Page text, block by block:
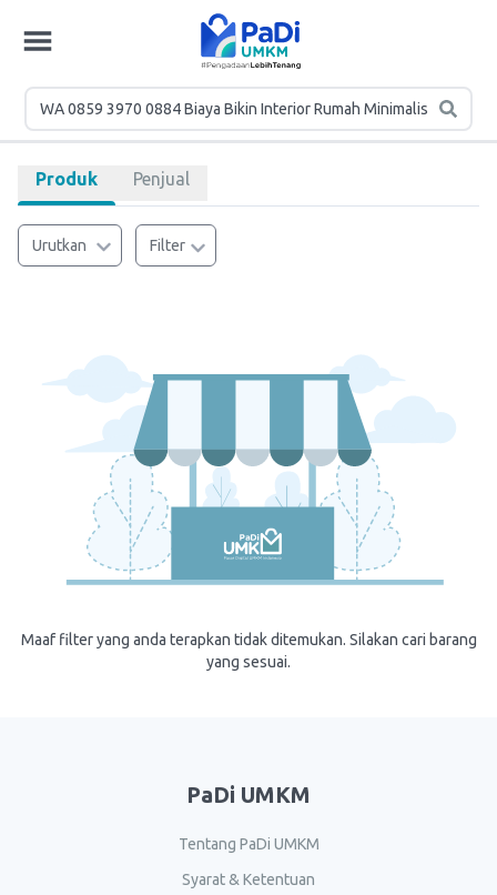
Produk Penjual
Urutkan Filter
Maaf filter yang anda terapkan tidak ditemukan. Silakan cari barang
yang sesuai.
PaDi UMKM
Tentang PaDi UMKM
Syarat & Ketentuan